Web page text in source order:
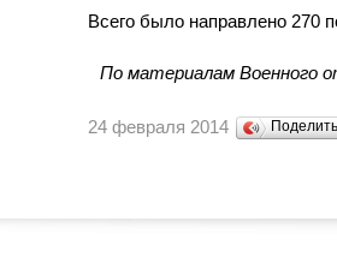
Всего было направлено 270
По материалам Военного
24 февраля 2014